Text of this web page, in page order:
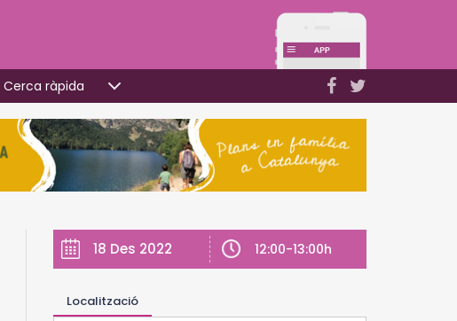
Cerca ràpida
18 Des 2022 12:00-13:00h
Localització